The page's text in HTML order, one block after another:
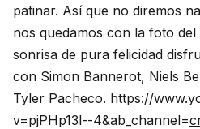
patinar. Así que no diremos
nos quedamos con la foto
sonrisa de pura felicidad
con Simon Bannerot, Niels
Tyler Pacheco. https://
v=pjPHp13l--4&ab_channel=